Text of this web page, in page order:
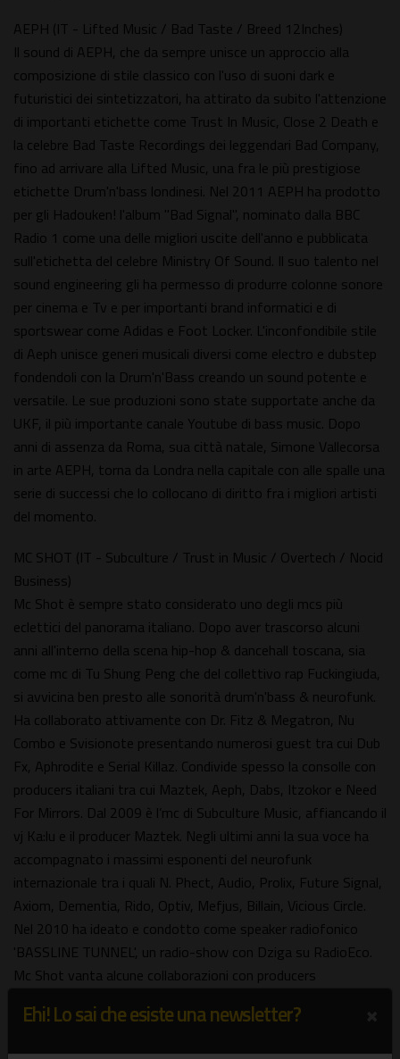
AEPH (IT - Lifted Music / Bad Taste / Breed 12Inches)
Il sound di AEPH, che da sempre unisce un approccio alla
composizione di stile classico con l'uso di suoni dark e
futuristici dei sintetizzatori, ha attirato da subito l'attenzione
di importanti etichette come Trust In Music, Close 2 Death e
la celebre Bad Taste Recordings dei leggendari Bad Company,
fino ad arrivare alla Lifted Music, una fra le più prestigiose
etichette Drum'n'bass londinesi. Nel 2011 AEPH ha prodotto
per gli Hadouken! l'album "Bad Signal", nominato dalla BBC
Radio 1 come una delle migliori uscite dell'anno e pubblicata
sull'etichetta del celebre Ministry Of Sound. Il suo talento nel
sound engineering gli ha permesso di produrre colonne sonore
per cinema e Tv e per importanti brand informatici e di
sportswear come Adidas e Foot Locker. L'inconfondibile stile
di Aeph unisce generi musicali diversi come electro e dubstep
fondendoli con la Drum'n'Bass creando un sound potente e
versatile. Le sue produzioni sono state supportate anche da
UKF, il più importante canale Youtube di bass music. Dopo
anni di assenza da Roma, sua città natale, Simone Vallecorsa
in arte AEPH, torna da Londra nella capitale con alle spalle una
serie di successi che lo collocano di diritto fra i migliori artisti
del momento.
MC SHOT (IT - Subculture / Trust in Music / Overtech / Nocid
Business)
Mc Shot è sempre stato considerato uno degli mcs più
eclettici del panorama italiano. Dopo aver trascorso alcuni
anni all'interno della scena hip-hop & dancehall toscana, sia
come mc di Tu Shung Peng che del collettivo rap Fuckingiuda,
si avvicina ben presto alle sonorità drum'n'bass & neurofunk.
Ha collaborato attivamente con Dr. Fitz & Megatron, Nu
Combo e Svisionote presentando numerosi guest tra cui Dub
Fx, Aphrodite e Serial Killaz. Condivide spesso la consolle con
producers italiani tra cui Maztek, Aeph, Dabs, Itzokor e Need
For Mirrors. Dal 2009 è l’mc di Subculture Music, affiancando il
vj Ka:lu e il producer Maztek. Negli ultimi anni la sua voce ha
accompagnato i massimi esponenti del neurofunk
internazionale tra i quali N. Phect, Audio, Prolix, Future Signal,
Axiom, Dementia, Rido, Optiv, Mefjus, Billain, Vicious Circle.
Nel 2010 ha ideato e condotto come speaker radiofonico
'BASSLINE TUNNEL', un radio-show con Dziga su RadioEco.
Mc Shot vanta alcune collaborazioni con producers
come Subculture, Trust In Music e Respect Records. Dal luglio
Ehi! Lo sai che esiste una newsletter?